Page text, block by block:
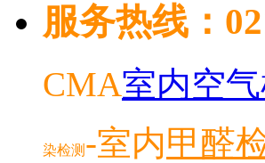
服务热线：
CMA室内空气
染检测 -室内甲醛